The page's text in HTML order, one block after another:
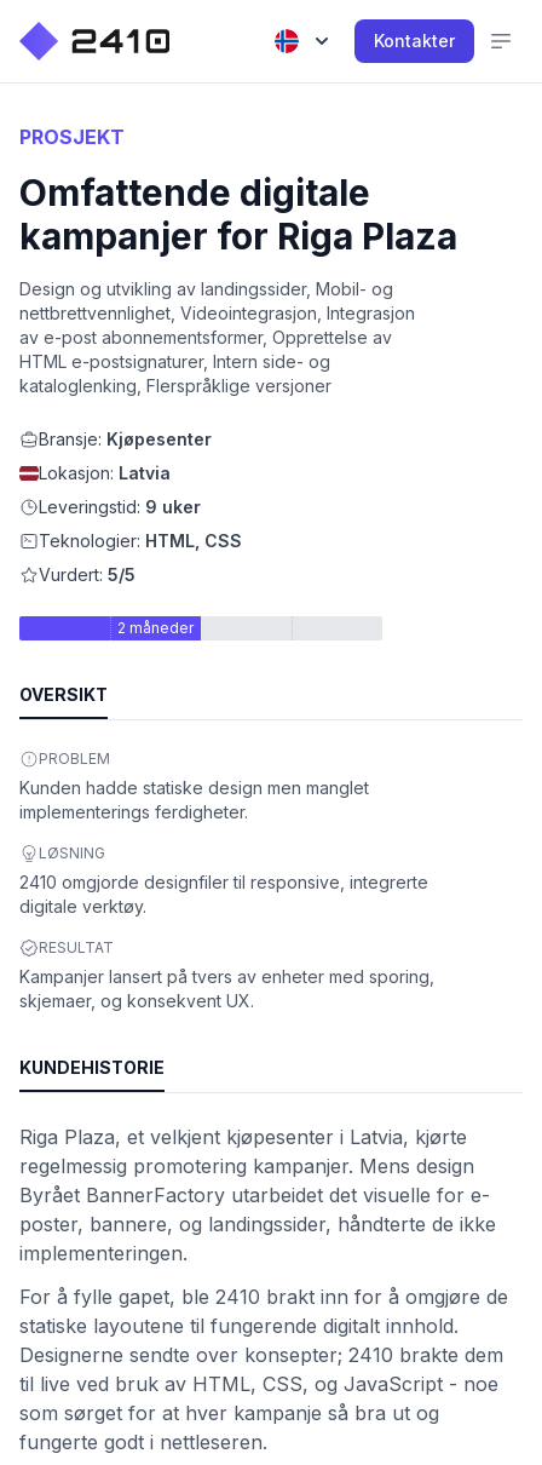
Kontakter
PROSJEKT
Omfattende digitale
kampanjer for Riga Plaza
Design og utvikling av landingssider, Mobil- og
nettbrettvennlighet, Videointegrasjon, Integrasjon
av e-post abonnementsformer, Opprettelse av
HTML e-postsignaturer, Intern side- og
kataloglenking, Flerspråklige versjoner
Bransje: Kjøpesenter
Lokasjon: Latvia
Leveringstid: 9 uker
Teknologier: HTML, CSS
Vurdert: 5/5
2 måneder
OVERSIKT
PROBLEM
Kunden hadde statiske design men manglet
implementerings ferdigheter.
LØSNING
2410 omgjorde designfiler til responsive, integrerte
digitale verktøy.
RESULTAT
Kampanjer lansert på tvers av enheter med sporing,
skjemaer, og konsekvent UX.
KUNDEHISTORIE
Riga Plaza, et velkjent kjøpesenter i Latvia, kjørte
regelmessig promotering kampanjer. Mens design
Byrået BannerFactory utarbeidet det visuelle for e-
poster, bannere, og landingssider, håndterte de ikke
implementeringen.
For å fylle gapet, ble 2410 brakt inn for å omgjøre de
statiske layoutene til fungerende digitalt innhold.
Designerne sendte over konsepter; 2410 brakte dem
til live ved bruk av HTML, CSS, og JavaScript - noe
som sørget for at hver kampanje så bra ut og
fungerte godt i nettleseren.